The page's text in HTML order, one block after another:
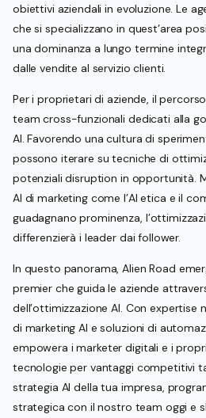
obiettivi aziendali in evoluzione. Le
che si specializzano in quest’area
una dominanza a lungo termine
dalle vendite al servizio clienti.
Per i proprietari di aziende, il
team cross-funzionali dedicati alla
AI. Favorendo una cultura di
possono iterare su tecniche di
potenziali disruption in opportunità.
AI di marketing come l’AI etica e il
guadagnano prominenza,
differenzierà i leader dai follower.
In questo panorama, Alien Road
premier che guida le aziende
dell’ottimizzazione AI. Con
di marketing AI e soluzioni di
empowera i marketer digitali e i
tecnologie per vantaggi competitivi
strategia AI della tua impresa,
strategica con il nostro team oggi e